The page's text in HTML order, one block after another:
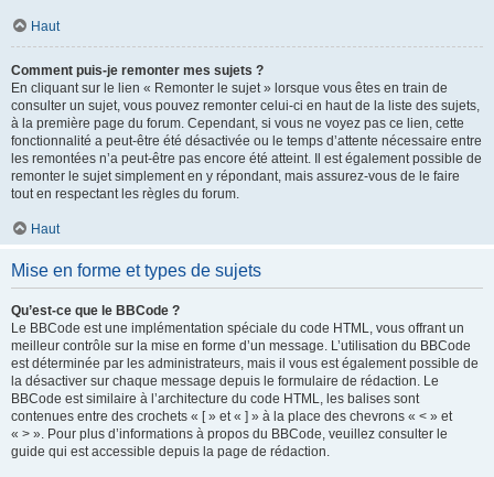
Haut
Comment puis-je remonter mes sujets ?
En cliquant sur le lien « Remonter le sujet » lorsque vous êtes en train de
consulter un sujet, vous pouvez remonter celui-ci en haut de la liste des sujets,
à la première page du forum. Cependant, si vous ne voyez pas ce lien, cette
fonctionnalité a peut-être été désactivée ou le temps d’attente nécessaire entre
les remontées n’a peut-être pas encore été atteint. Il est également possible de
remonter le sujet simplement en y répondant, mais assurez-vous de le faire
tout en respectant les règles du forum.
Haut
Mise en forme et types de sujets
Qu’est-ce que le BBCode ?
Le BBCode est une implémentation spéciale du code HTML, vous offrant un
meilleur contrôle sur la mise en forme d’un message. L’utilisation du BBCode
est déterminée par les administrateurs, mais il vous est également possible de
la désactiver sur chaque message depuis le formulaire de rédaction. Le
BBCode est similaire à l’architecture du code HTML, les balises sont
contenues entre des crochets « [ » et « ] » à la place des chevrons « < » et
« > ». Pour plus d’informations à propos du BBCode, veuillez consulter le
guide qui est accessible depuis la page de rédaction.